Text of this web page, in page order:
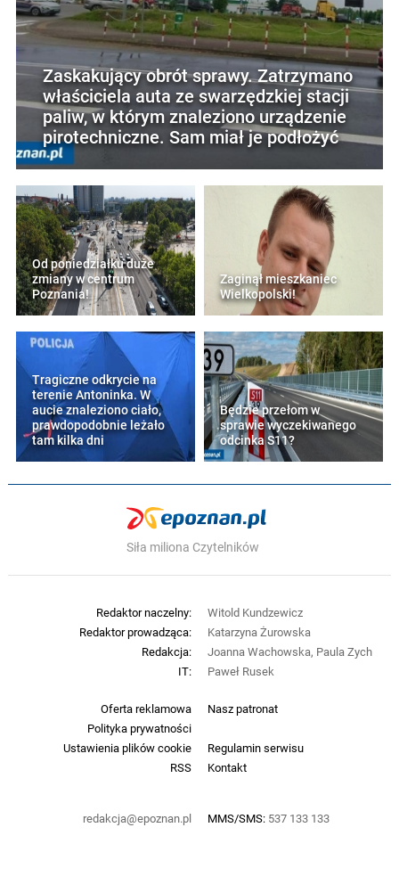
Zaskakujący obrót sprawy. Zatrzymano
właściciela auta ze swarzędzkiej stacji
paliw, w którym znaleziono urządzenie
pirotechniczne. Sam miał je podłożyć
Od poniedziałku duże
zmiany w centrum
Poznania!
Zaginął mieszkaniec
Wielkopolski!
Tragiczne odkrycie na
terenie Antoninka. W
aucie znaleziono ciało,
prawdopodobnie leżało
tam kilka dni
Będzie przełom w
sprawie wyczekiwanego
odcinka S11?
Siła miliona Czytelników
Oferta reklamowa
Nasz patronat
Polityka prywatności
Ustawienia plików cookie
Regulamin serwisu
RSS
Kontakt
redakcja@epoznan.pl MMS/SMS: 537 133 133
Redaktor naczelny:
Witold Kundzewicz
Redaktor prowadząca:
Katarzyna Żurowska
Redakcja:
Joanna Wachowska, Paula Zych
IT:
Paweł Rusek